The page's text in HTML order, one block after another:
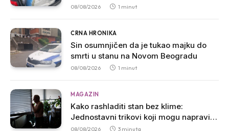
08/08/2026 1 minut
CRNA HRONIKA
Sin osumnjičen da je tukao majku do
smrti u stanu na Novom Beogradu
08/08/2026 1 minut
MAGAZIN
Kako rashladiti stan bez klime:
Jednostavni trikovi koji mogu napraviti
veliku razliku
08/08/2026 3 minuta